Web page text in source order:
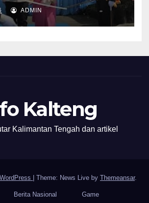
ADMIN
Kalteng
Kalimantan Tengah dan artikel
Theme: News Live by Themeansar.
Berita Nasional Game